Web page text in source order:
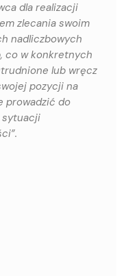
dla realizacji
zlecania swoim
nadliczbowych
co w konkretnych
lub wręcz
pozycji na
prowadzić do
sytuacji